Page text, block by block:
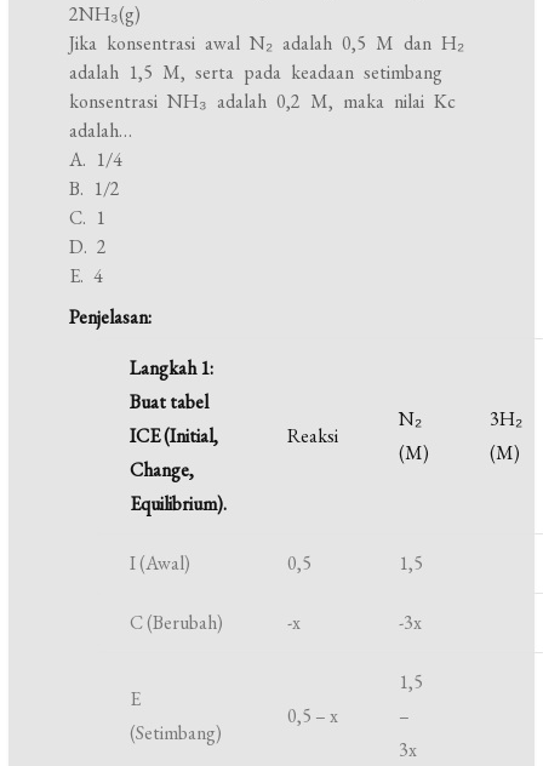
2NH₃(g)
Jika konsentrasi awal N₂ adalah 0,5 M dan H₂
adalah 1,5 M, serta pada keadaan setimbang
konsentrasi NH₃ adalah 0,2 M, maka nilai Kc
adalah…
A. 1/4
B. 1/2
C. 1
D. 2
E. 4
Penjelasan:
Langkah 1:
Buat tabel
ICE (Initial,
Change,
Equilibrium).
Reaksi
N₂
(M)
3H₂
(M)
I (Awal) 0,5 1,5
C (Berubah) -x -3x
E
(Setimbang)
0,5 – x
1,5
–
3x